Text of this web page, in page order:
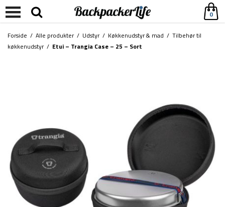
0
Forside / Alle produkter/ Udstyr/ Køkkenudstyr & mad / Tilbehør til
køkkenudstyr/ Etui – Trangia Case – 25 – Sort